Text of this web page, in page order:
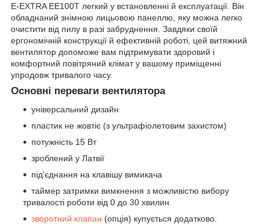
E-EXTRA EЕ100T легкий у встановленні й експлуатації. Він
обладнаний знімною лицьовою панеллю, яку можна легко
очистити від пилу в разі забруднення. Завдяки своїй
ергономічній конструкції й ефективній роботі, цей витяжний
вентилятор допоможе вам підтримувати здоровий і
комфортний повітряний клімат у вашому приміщенні
упродовж тривалого часу.
Основні переваги вентилятора
універсальний дизайн
пластик не жовтіє (з ультрафіолетовим захистом)
потужність 15 Вт
зроблений у Латвії
під'єднання на клавішу вимикача
таймер затримки вимкнення з можливістю вибору
тривалості роботи від 0 до 30 хвилин
зворотний клапан (опція) купується додатково.